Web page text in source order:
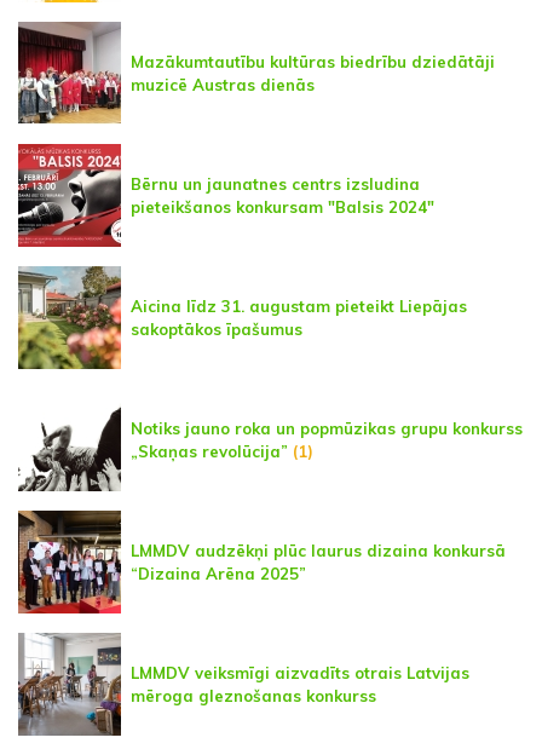
Mazākumtautību kultūras biedrību dziedātāji
muzicē Austras dienās
Bērnu un jaunatnes centrs izsludina
pieteikšanos konkursam "Balsis 2024"
Aicina līdz 31. augustam pieteikt Liepājas
sakoptākos īpašumus
Notiks jauno roka un popmūzikas grupu konkurss
„Skaņas revolūcija” (1)
LMMDV audzēkņi plūc laurus dizaina konkursā
“Dizaina Arēna 2025”
LMMDV veiksmīgi aizvadīts otrais Latvijas
mēroga gleznošanas konkurss